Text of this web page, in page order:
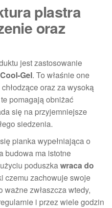
plastra
oraz
jest zastosowanie
Cool-Gel. To właśnie one
oraz za wysoką
pomagają obniżać
się na przyjemniejsze
siedzenia.
pianka wypełniająca o
budowa ma istotne
poduszkawraca do
czemu zachowuje swoje
ważne zwłaszcza wtedy,
i przez wiele godzin